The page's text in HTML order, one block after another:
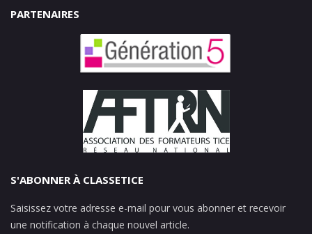
PARTENAIRES
S'ABONNER À CLASSETICE
Saisissez votre adresse e-mail pour vous abonner et recevoir
une notification à chaque nouvel article.